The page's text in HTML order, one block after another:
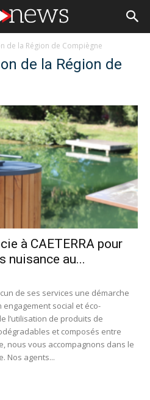
de la Région de Compiègne
de la Région de
à CAETERRA pour
nuisance au...
de ses services une démarche
social et éco-
l’utilisation de produits de
et composés entre
nous vous accompagnons dans le
Nos agents...